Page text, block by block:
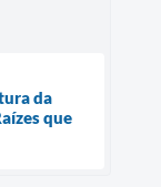
da
que